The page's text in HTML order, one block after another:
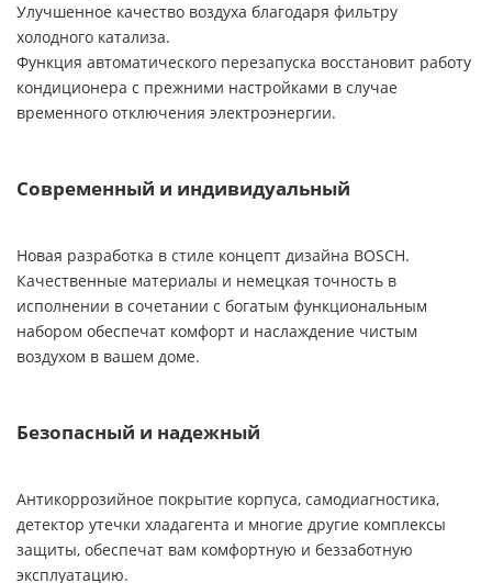
Улучшенное качество воздуха благодаря фильтру
холодного катализа.
Функция автоматического перезапуска восстановит работу
кондиционера с прежними настройками в случае
временного отключения электроэнергии.
Современный и индивидуальный
Новая разработка в стиле концепт дизайна BOSCH.
Качественные материалы и немецкая точность в
исполнении в сочетании с богатым функциональным
набором обеспечат комфорт и наслаждение чистым
воздухом в вашем доме.
Безопасный и надежный
Антикоррозийное покрытие корпуса, самодиагностика,
детектор утечки хладагента и многие другие комплексы
защиты, обеспечат вам комфортную и беззаботную
эксплуатацию.